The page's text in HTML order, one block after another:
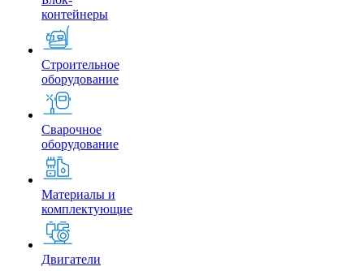
контейнеры
Строительное
оборудование
Сварочное
оборудование
Материалы и
комплектующие
Двигатели